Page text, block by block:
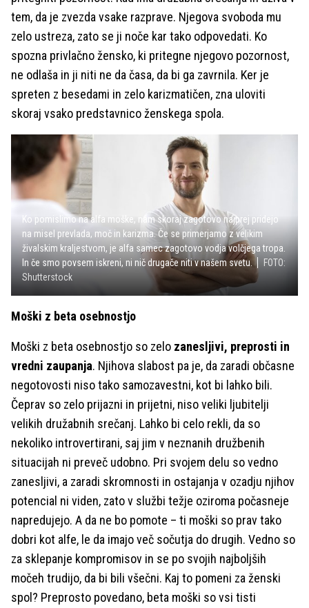
tem, da je zvezda vsake razprave. Njegova svoboda mu
zelo ustreza, zato se ji noče kar tako odpovedati. Ko
spozna privlačno žensko, ki pritegne njegovo pozornost,
ne odlaša in ji niti ne da časa, da bi ga zavrnila. Ker je
spreten z besedami in zelo karizmatičen, zna uloviti
skoraj vsako predstavnico ženskega spola.
Ko pomislimo na alfa moške, nam skoraj zagotovo najprej pridejo
na misel prevlada, moč in karizma. Če se primerjamo z velikim
živalskim kraljestvom, je alfa samec zagotovo vodja volčjega tropa.
In če smo povsem iskreni, ni nič drugače niti v našem svetu.
FOTO:
Shutterstock
Moški z beta osebnostjo
Moški z beta osebnostjo so zelo zanesljivi, preprosti in
vredni zaupanja. Njihova slabost pa je, da zaradi občasne
negotovosti niso tako samozavestni, kot bi lahko bili.
Čeprav so zelo prijazni in prijetni, niso veliki ljubitelji
velikih družabnih srečanj. Lahko bi celo rekli, da so
nekoliko introvertirani, saj jim v neznanih družbenih
situacijah ni preveč udobno. Pri svojem delu so vedno
zanesljivi, a zaradi skromnosti in ostajanja v ozadju njihov
potencial ni viden, zato v službi težje oziroma počasneje
napredujejo. A da ne bo pomote – ti moški so prav tako
dobri kot alfe, le da imajo več sočutja do drugih. Vedno so
za sklepanje kompromisov in se po svojih najboljših
močeh trudijo, da bi bili všečni. Kaj to pomeni za ženski
spol? Preprosto povedano, beta moški so vsi tisti